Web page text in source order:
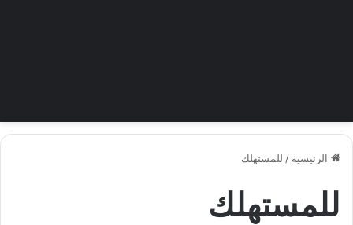
الرئيسية / للمستهلك
للمستهلك